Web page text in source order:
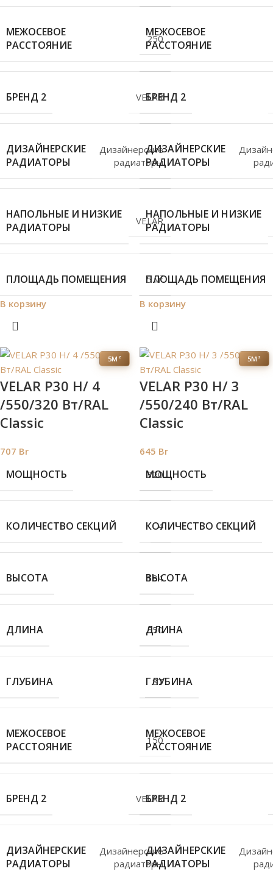
МЕЖОСЕВОЕ
РАССТОЯНИЕ
250
БРЕНД 2 VELAR
ДИЗАЙНЕРСКИЕ
РАДИАТОРЫ
Дизайнерские
радиаторы
НАПОЛЬНЫЕ И НИЗКИЕ
РАДИАТОРЫ
VELAR
ПЛОЩАДЬ ПОМЕЩЕНИЯ
5 м²
В корзину
МЕЖОСЕВОЕ
РАССТОЯНИЕ
БРЕНД 2
ДИЗАЙНЕРСКИЕ
РАДИАТОРЫ
НАПОЛЬНЫЕ И НИЗКИЕ
РАДИАТОРЫ
ПЛОЩАДЬ ПОМЕЩЕНИЯ
В корзину
5М²
VELAR P30 H/ 4
/550/320 Вт/RAL
Classic
707 Br
МОЩНОСТЬ 320
КОЛИЧЕСТВО СЕКЦИЙ 4
ВЫСОТА 184
ДЛИНА 550
ГЛУБИНА 87
МЕЖОСЕВОЕ
РАССТОЯНИЕ
150
БРЕНД 2 VELAR
ДИЗАЙНЕРСКИЕ
РАДИАТОРЫ
Дизайнерские
радиаторы
5М²
VELAR P30 H/ 3
/550/240 Вт/RAL
Classic
645 Br
МОЩНОСТЬ
КОЛИЧЕСТВО СЕКЦИЙ
ВЫСОТА
ДЛИНА
ГЛУБИНА
МЕЖОСЕВОЕ
РАССТОЯНИЕ
БРЕНД 2
ДИЗАЙНЕРСКИЕ
РАДИАТОРЫ